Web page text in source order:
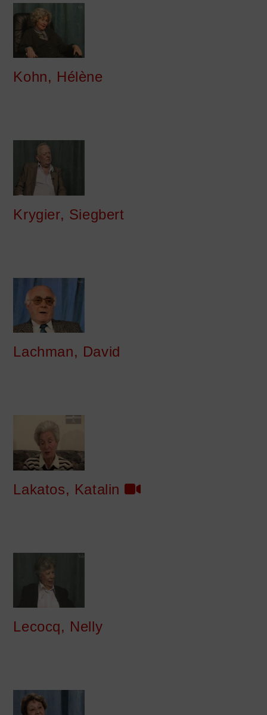
Kohn, Hélène
Krygier, Siegbert
Lachman, David
Lakatos, Katalin
Lecocq, Nelly